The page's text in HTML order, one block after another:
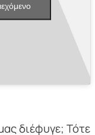
διέφυγε; Τότε